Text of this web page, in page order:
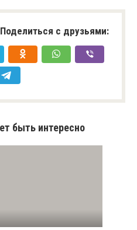
с друзьями:
быть интересно